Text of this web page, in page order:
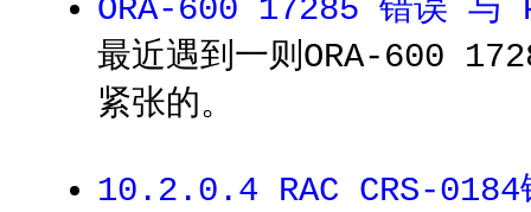
ORA-600 17285 错误 与
最近遇到一则ORA-600
紧张的。
10.2.0.4 RAC CRS-0184